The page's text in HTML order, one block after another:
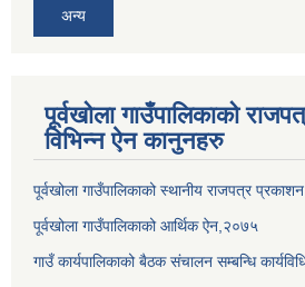
अन्य
पूर्वखोला गाउँपालिकाको
विभिन्न ऐन कानुनहरु
पूर्वखोला गाउँपालिकाको स्थानीय राजपत्र
पूर्वखोला गाउँपालिकाको आर्थिक ऐन,२०७५
गाउँ कार्यपालिकाको बैठक संचालन सम्बन्धि